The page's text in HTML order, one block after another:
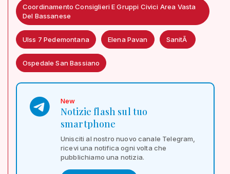
Coordinamento Consiglieri E Gruppi Civici Area Vasta
Del Bassanese
Ulss 7 Pedemontana Elena Pavan SanitÃ
Ospedale San Bassiano
New
Notizie flash sul tuo
smartphone
Unisciti al nostro nuovo canale Telegram,
ricevi una notifica ogni volta che
pubblichiamo una notizia.